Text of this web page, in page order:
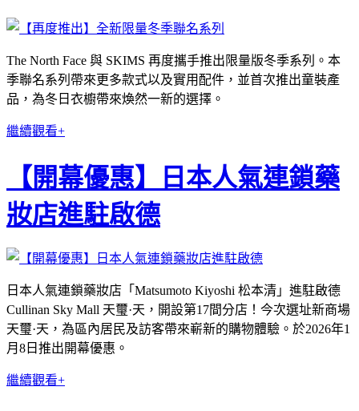
The North Face 與 SKIMS 再度攜手推出限量版冬季系列。本
季聯名系列帶來更多款式以及實用配件，並首次推出童裝產
品，為冬日衣櫥帶來煥然一新的選擇。
繼續觀看+
【開幕優惠】日本人氣連鎖藥
妝店進駐啟德
日本人氣連鎖藥妝店「Matsumoto Kiyoshi 松本清」進駐啟德
Cullinan Sky Mall 天璽·天，開設第17間分店！今次選址新商場
天璽·天，為區內居民及訪客帶來嶄新的購物體驗。於2026年1
月8日推出開幕優惠。
繼續觀看+